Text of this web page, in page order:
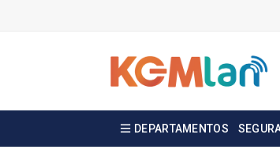
DEPARTAMENTOS